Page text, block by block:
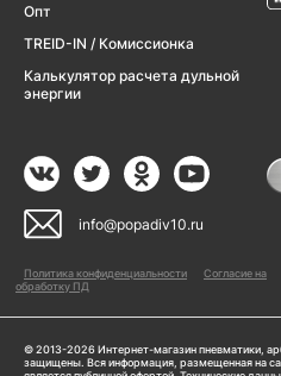
Опт
TREID-IN / Комиссионка
Калькулятор расчета дульной
энергии
info@popadiv10.ru
Политика конфиденциальности
Согласие на
обработку ПД
© 2013-2026 Интернет-магазин пневматики,
защищены. Вся информация, размещенная на